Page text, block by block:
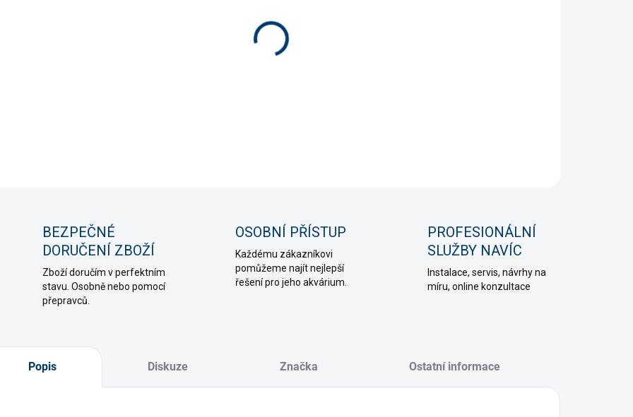
BEZPEČNÉ
DORUČENÍ ZBOŽÍ
Zboží doručím v perfektním
stavu. Osobně nebo pomocí
přepravců.
OSOBNÍ PŘÍSTUP
Každému zákazníkovi
pomůžeme najít nejlepší
řešení pro jeho akvárium.
PROFESIONÁLNÍ
SLUŽBY NAVÍC
Instalace, servis, návrhy na
míru, online konzultace
Popis Diskuze Značka Ostatní informace